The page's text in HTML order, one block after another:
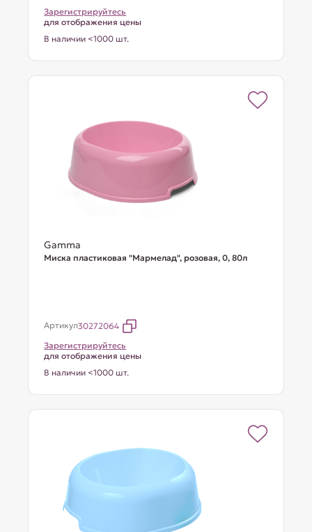
Зарегистрируйтесь
для отображения цены
В наличии <1000 шт.
Gamma
Миска пластиковая "Мармелад", розовая, 0, 80л
Артикул30272064
Зарегистрируйтесь
для отображения цены
В наличии <1000 шт.